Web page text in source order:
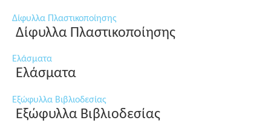
Δίφυλλα Πλαστικοποίησης
Δίφυλλα Πλαστικοποίησης
Ελάσματα
Ελάσματα
Εξώφυλλα Βιβλιοδεσίας
Εξώφυλλα Βιβλιοδεσίας